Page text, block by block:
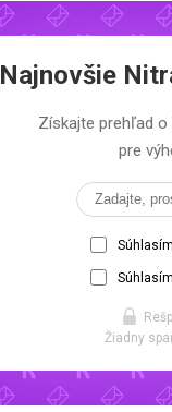
Najnovšie
Získajte prehľad
pre
Žiadny